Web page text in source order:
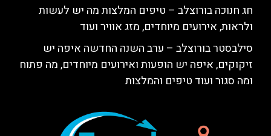
חג חנוכה בורוצלב – טיפים המלצות מה יש לעשות
ולראות, אירועים מיוחדים, מזג אוויר ועוד
סילבסטר בורוצלב – ערב השנה החדשה איפה יש
זיקוקים, איפה יש הופעות ואירועים מיוחדים, מה פתוח
ומה סגור ועוד טיפים והמלצות